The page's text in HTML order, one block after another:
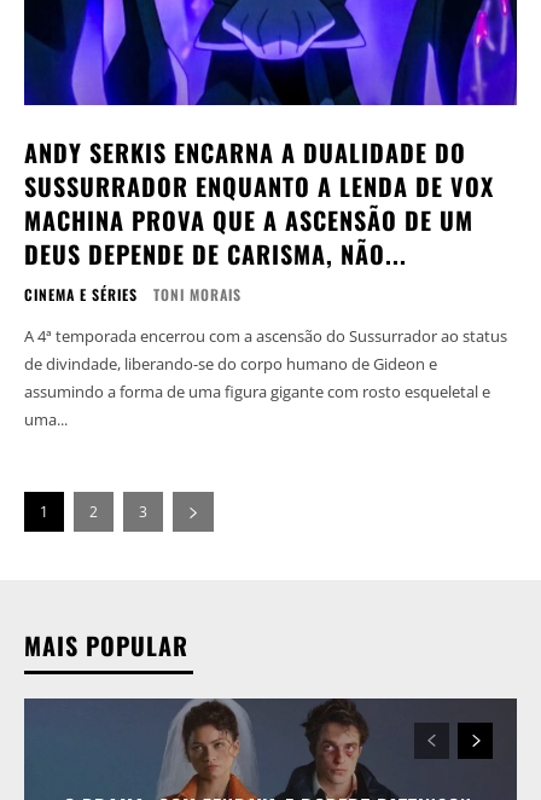
ANDY SERKIS ENCARNA A DUALIDADE DO
SUSSURRADOR ENQUANTO A LENDA DE VOX
MACHINA PROVA QUE A ASCENSÃO DE UM
DEUS DEPENDE DE CARISMA, NÃO...
CINEMA E SÉRIES TONI MORAIS
A 4ª temporada encerrou com a ascensão do Sussurrador ao status
de divindade, liberando-se do corpo humano de Gideon e
assumindo a forma de uma figura gigante com rosto esqueletal e
uma...
1 2 3
MAIS POPULAR